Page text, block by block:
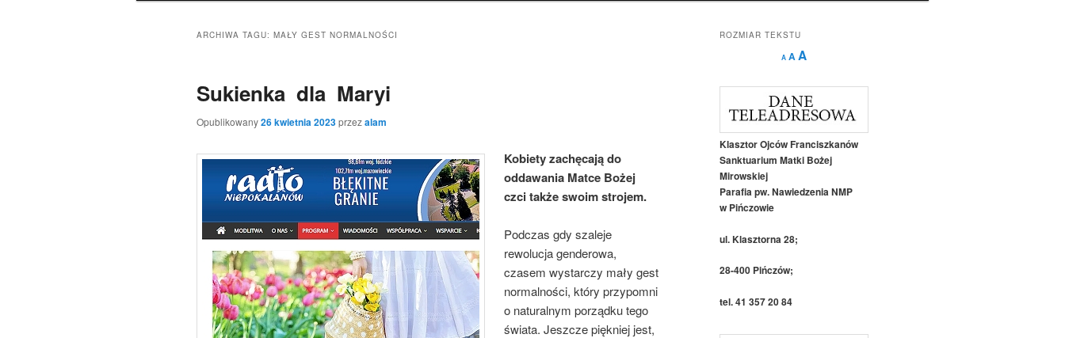
ARCHIWA TAGU: MAŁY GEST NORMALNOŚCI
Sukienka dla Maryi
Opublikowany26 kwietnia 2023przezalam
Kobiety zachęcają do
oddawania Matce Bożej
czci także swoim strojem.
Podczas gdy szaleje
rewolucja genderowa,
czasem wystarczy mały gest
normalności, który przypomni
o naturalnym porządku tego
świata. Jeszcze piękniej jest,
ROZMIAR TEKSTU
A
Decrease
font
A Reset
AIncrease
size.
Klasztor Ojców Franciszkanów
Sanktuarium Matki Bożej
Mirowskiej
Parafia pw. Nawiedzenia NMP
w Pińczowie
ul. Klasztorna 28;
28-400 Pińczów;
tel. 41 357 20 84